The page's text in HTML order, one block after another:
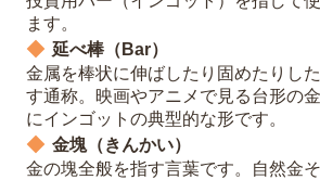
ます。
延べ棒（Bar）
金属を棒状に伸ばしたり固めたりし
す通称。映画やアニメで見る台形の
にインゴットの典型的な形です。
金塊（きんかい）
金の塊全般を指す言葉です。自然金